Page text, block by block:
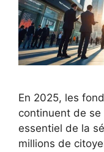
En 2025, les
continuent de
essentiel de la
millions de